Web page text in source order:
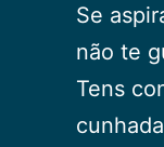
Se
não te
Tens